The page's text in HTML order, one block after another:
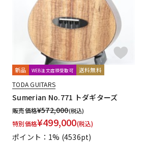
新品 WEB注文店頭受取可 送料無料
TODA GUITARS
Sumerian No.771 トダギターズ
販売価格¥572,000(税込)
特別価格¥499,000(税込)
ポイント：1% (4536pt)